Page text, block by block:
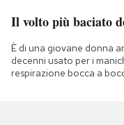
Il volto più baciato
È di una giovane donna
decenni usato per i
respirazione bocca a